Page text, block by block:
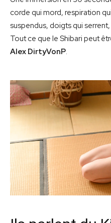
corde qui mord, respiration
suspendus, doigts qui
Tout ce que le Shibari peut
Alex DirtyVonP.